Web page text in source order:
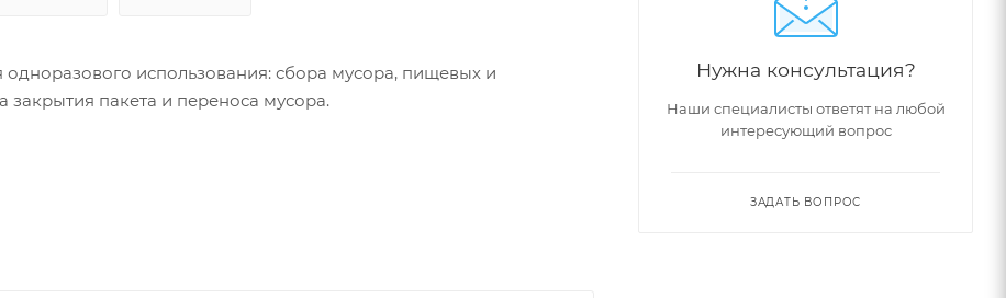
использования: сбора мусора, пищевых и
закрытия пакета и переноса мусора.
Нужна консультация?
Наши специалисты ответят на любой
интересующий вопрос
ЗАДАТЬ ВОПРОС